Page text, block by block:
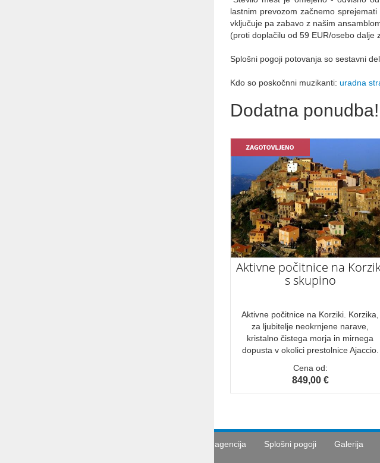
lastnim prevozom začnemo
vključuje pa zabavo z našim
(proti doplačilu od 59 EUR/osebo dalje
Splošni pogoji potovanja so sestavni
Kdo so poskočnni muzikanti: uradna
Dodatna ponudba!
Aktivne počitnice na
s skupino
Aktivne počitnice na Korziki. Korzika,
za ljubitelje neokrnjene narave,
kristalno čistega morja in mirnega
dopusta v okolici prestolnice Ajaccio.
Cena od:
849,00 €
Turistična agencija Splošni pogoji Galerija